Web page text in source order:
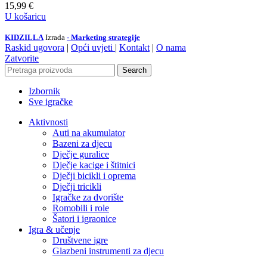
15,99 €
U košaricu
KIDZILLA Izrada - Marketing strategije
Raskid ugovora | Opći uvjeti | Kontakt | O nama
Zatvorite
Search
Izbornik
Sve igračke
Aktivnosti
Auti na akumulator
Bazeni za djecu
Dječje guralice
Dječje kacige i štitnici
Dječji bicikli i oprema
Dječji tricikli
Igračke za dvorište
Romobili i role
Šatori i igraonice
Igra & učenje
Društvene igre
Glazbeni instrumenti za djecu